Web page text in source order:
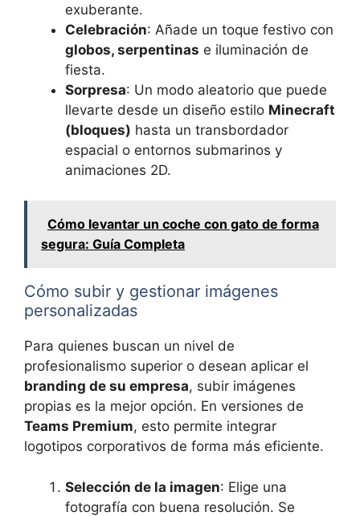
exuberante.
Celebración: Añade un toque festivo con
globos, serpentinas e iluminación de
fiesta.
Sorpresa: Un modo aleatorio que puede
llevarte desde un diseño estilo Minecraft
(bloques) hasta un transbordador
espacial o entornos submarinos y
animaciones 2D.
Cómo levantar un coche con gato de forma
segura: Guía Completa
Cómo subir y gestionar imágenes
personalizadas
Para quienes buscan un nivel de
profesionalismo superior o desean aplicar el
branding de su empresa, subir imágenes
propias es la mejor opción. En versiones de
Teams Premium, esto permite integrar
logotipos corporativos de forma más eficiente.
Selección de la imagen: Elige una
fotografía con buena resolución. Se